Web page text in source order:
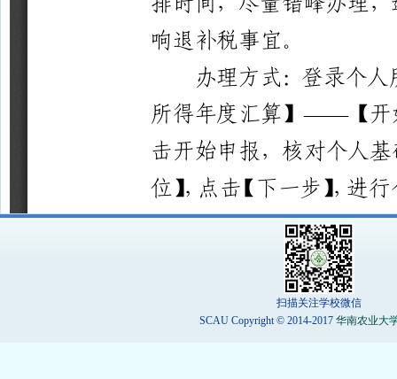
扫描关注学校微信
SCAU Copyright © 2014-2017 华南农业大